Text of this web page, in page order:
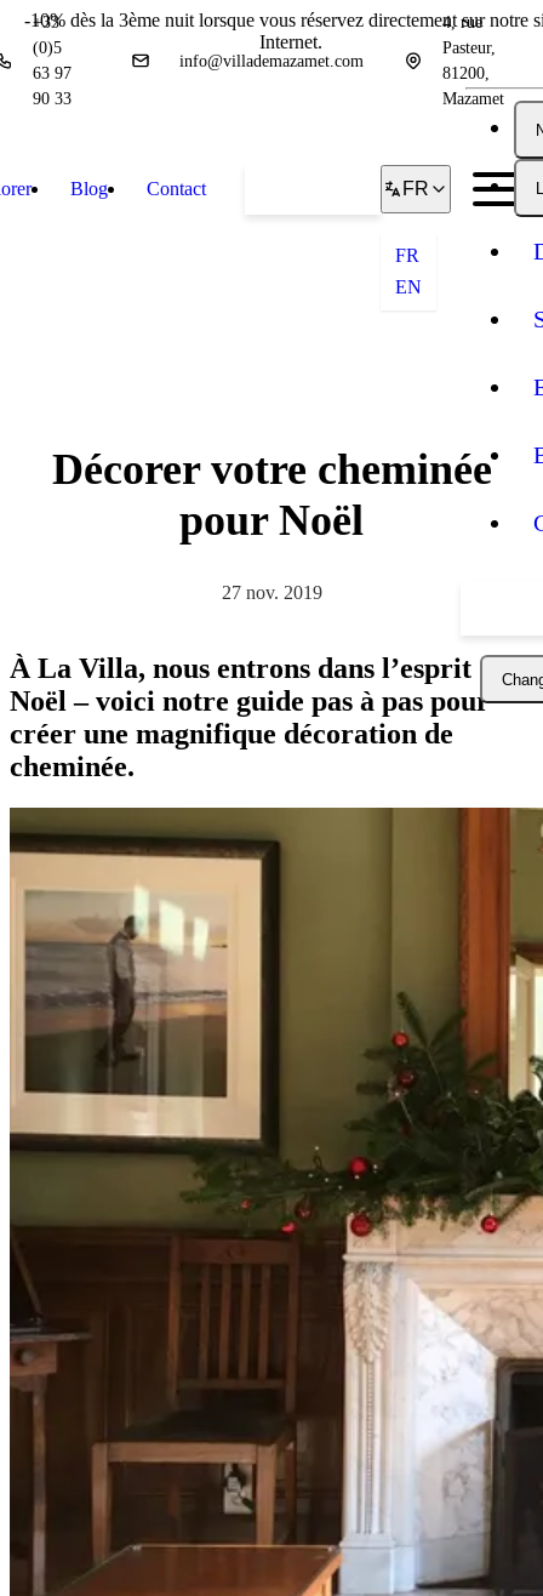
-10% dès la 3ème nuit lorsque vous réservez directement sur notre
Internet.
+33
(0)5
63 97
90 33
info@villademazamet.com
4, rue
Pasteur,
81200,
Mazamet
Blog Contact FR
FR
EN
Décorer votre cheminée
pour Noël
27 nov. 2019
À La Villa, nous entrons dans l’esprit de
Noël – voici notre guide pas à pas pour
créer une magnifique décoration de
cheminée.